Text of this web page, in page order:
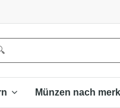
Münzen nach